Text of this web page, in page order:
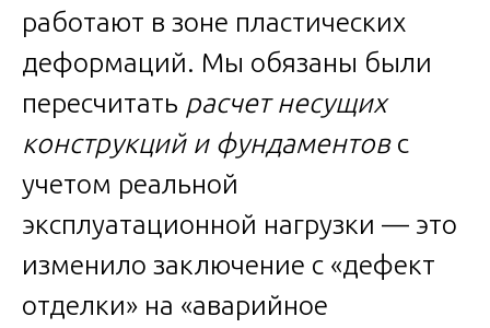
работают в зоне пластических
деформаций. Мы обязаны были
пересчитать расчет несущих
конструкций и фундаментовс
учетом реальной
эксплуатационной нагрузки — это
изменило заключение с «дефект
отделки» на «аварийное